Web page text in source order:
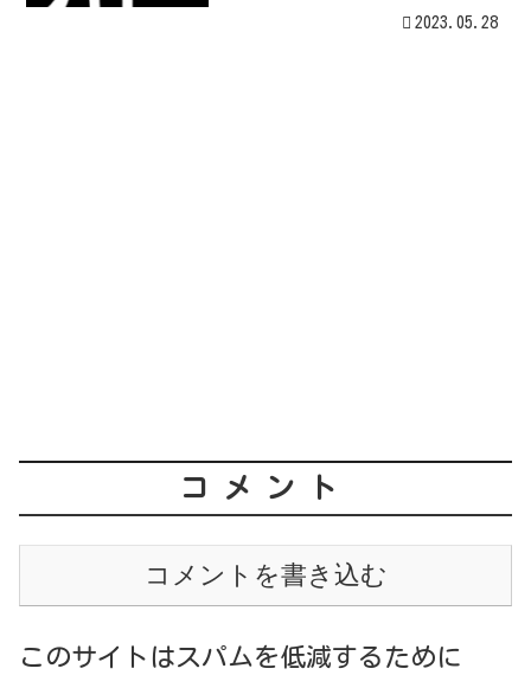
2023.05.28
コメント
コメントを書き込む
このサイトはスパムを低減するために